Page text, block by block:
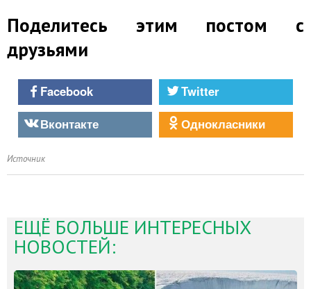
Поделитесь этим постом с
друзьями
Facebook
Twitter
Вконтакте
Однокласники
Источник
ЕЩЁ БОЛЬШЕ ИНТЕРЕСНЫХ
НОВОСТЕЙ: